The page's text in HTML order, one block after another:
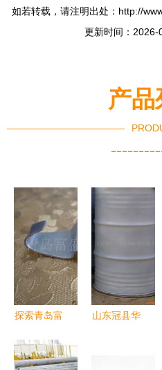
如若转载，请注明出处：http://
更新时间：
产品
探索青岛富
品厂的匠心
山东冠县华